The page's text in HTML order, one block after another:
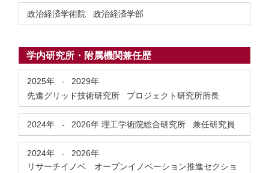
政治経済学術院 政治経済学部
学内研究所・附属機関兼任歴
2025年 -
2029年
先進グリッド技術研究所 プロジェクト研究所所長
2024年 - 2026年 理工学術院総合研究所 兼任研究員
2024年 -
2026年
リサーチイノベ オープンイノベーション推進セクショ